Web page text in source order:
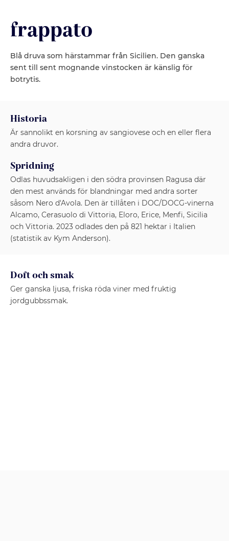
frappato
Blå druva som härstammar från Sicilien. Den ganska
sent till sent mognande vinstocken är känslig för
botrytis.
Historia
Är sannolikt en korsning av sangiovese och en eller flera
andra druvor.
Spridning
Odlas huvudsakligen i den södra provinsen Ragusa där
den mest används för blandningar med andra sorter
såsom Nero d'Avola. Den är tillåten i DOC/DOCG-vinerna
Alcamo, Cerasuolo di Vittoria, Eloro, Erice, Menfi, Sicilia
och Vittoria. 2023 odlades den på 821 hektar i Italien
(statistik av Kym Anderson).
Doft och smak
Ger ganska ljusa, friska röda viner med fruktig
jordgubbssmak.